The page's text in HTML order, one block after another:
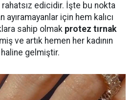
edicidir. İşte bu nokta
ayıramayanlar için hem kalıcı
sahip olmak protez tırnak
ve artık hemen her kadının
gelmiştir.